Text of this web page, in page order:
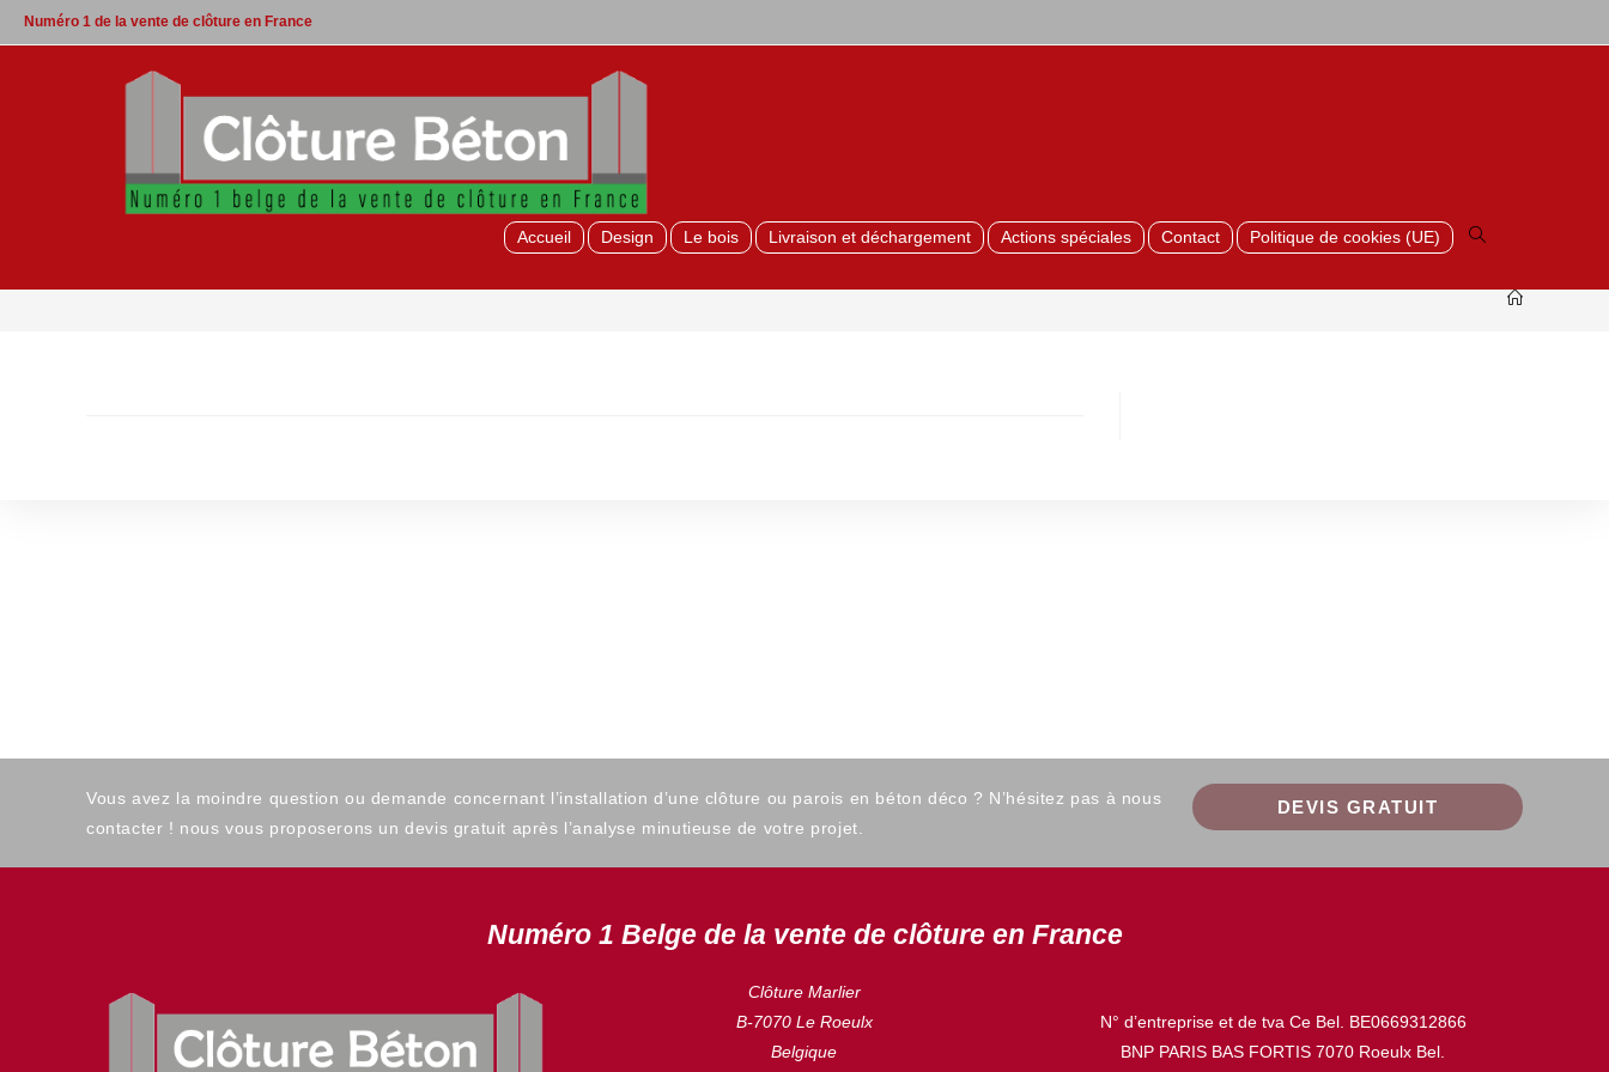
Skip
to
Numéro 1 de la vente de clôture en France
Accueil Design Le bois Livraison et déchargement Actions spéciales Contact Politique de cookies (UE)
Toggle
website
search
Vous avez la moindre question ou demande concernant l’installation d’une clôture ou parois en béton déco ? N’hésitez pas à nous
contacter ! nous vous proposerons un devis gratuit après l’analyse minutieuse de votre projet.
DEVIS GRATUIT
Numéro 1 Belge de la vente de clôture en France
Clôture Marlier
B-7070 Le Roeulx
Belgique
N° d’entreprise et de tva Ce Bel. BE0669312866
BNP PARIS BAS FORTIS 7070 Roeulx Bel.